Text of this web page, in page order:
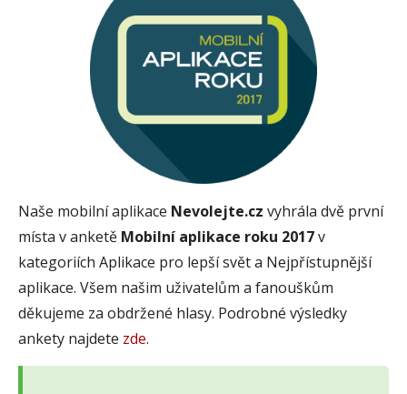
Naše mobilní aplikace Nevolejte.cz vyhrála dvě první
místa v anketě Mobilní aplikace roku 2017v
kategoriích Aplikace pro lepší svět a Nejpřístupnější
aplikace. Všem našim uživatelům a fanouškům
děkujeme za obdržené hlasy. Podrobné výsledky
ankety najdete zde.